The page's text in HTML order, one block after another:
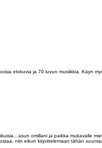
elokuvia ja 70 luvun musiikkia. Käyn
omillani ja paikka mukavalle
niin eikun kirjoittelemaan tähän